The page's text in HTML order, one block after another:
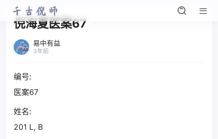
倪海夏医案67
易中有益
3年前
编号:
医案67
姓名:
201 L, B